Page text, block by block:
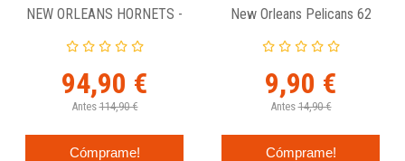
NEW ORLEANS HORNETS -
SWINGMAN 2010
94,90 €
Antes 114,90 €
Cómprame!
New Orleans Pelicans 62
9,90 €
Antes 14,90 €
Cómprame!